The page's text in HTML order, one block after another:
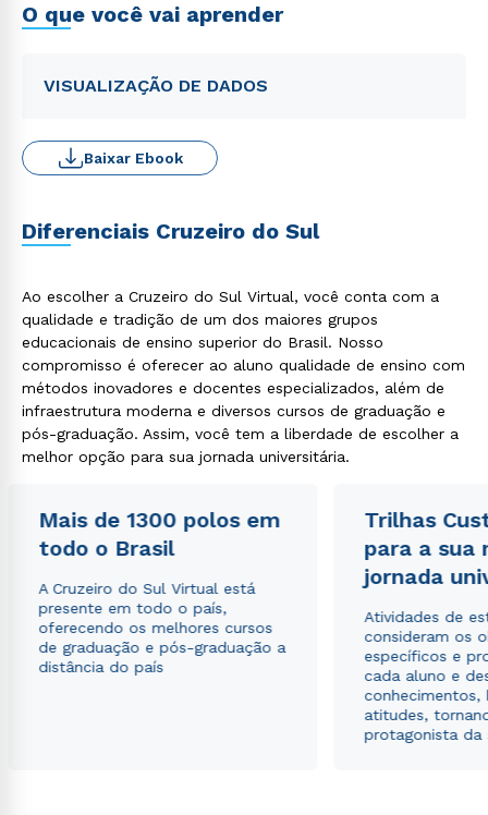
O que você vai aprender
VISUALIZAÇÃO DE DADOS
Baixar Ebook
Diferenciais Cruzeiro do Sul
Ao escolher a Cruzeiro do Sul Virtual, você conta com a
qualidade e tradição de um dos maiores grupos
educacionais de ensino superior do Brasil. Nosso
compromisso é oferecer ao aluno qualidade de ensino com
métodos inovadores e docentes especializados, além de
infraestrutura moderna e diversos cursos de graduação e
pós-graduação. Assim, você tem a liberdade de escolher a
melhor opção para sua jornada universitária.
Mais de 1300 polos em
todo o Brasil
A Cruzeiro do Sul Virtual está
presente em todo o país,
oferecendo os melhores cursos
de graduação e pós-graduação a
distância do país
Trilhas
para a sua
jornada
Atividades de
consideram os
específicos e
cada aluno e
conhecimentos,
atitudes,
protagonista da